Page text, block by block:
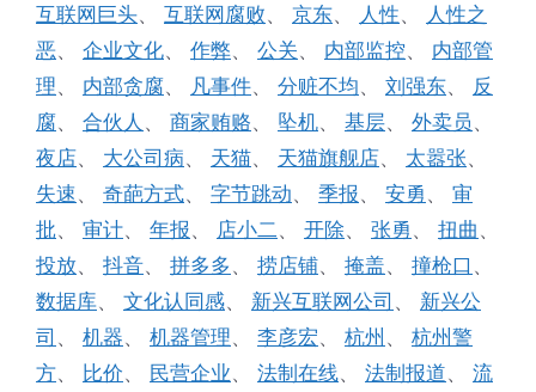
互联网巨头、 互联网腐败、 京东、 人性、
人性之
恶、 企业文化、 作弊、 公关、 内部监控、 内部管
理、 内部贪腐、 凡事件、 分赃不均、 刘强东、 反
腐、 合伙人 、 商家贿赂、 坠机、 基层、 外卖员 、
夜店、 大公司病、 天猫、 天猫旗舰店、 太嚣张、
失速、 奇葩方式、 字节跳动、 季报、 安勇 、 审
批、 审计、 年报、 店小二 、 开除、 张勇 、 扭曲 、
投放、 抖音、 拼多多 、 捞店铺、 掩盖、 撞枪口 、
数据库、 文化认同感、 新兴互联网公司 、 新兴公
司 、 机器、 机器管理、 李彦宏、 杭州 、 杭州警
方、 比价、 民营企业、 法制在线、 法制报道、 流